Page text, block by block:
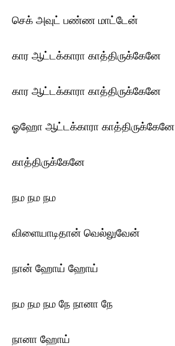
செக் அவுட் பண்ண மாட்டேன்
கார ஆட்டக்காரா காத்திருக்கேனே
கார ஆட்டக்காரா காத்திருக்கேனே
ஓஹோ ஆட்டக்காரா காத்திருக்கேனே
காத்திருக்கேனே
நம நம நம
விளையாடிதான் வெல்லுவேன்
நான் ஹோய் ஹோய்
நம நம நம நே நானா நே
நானா ஹோய்